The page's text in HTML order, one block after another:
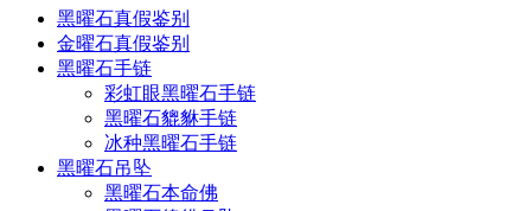
黑曜石真假鉴别
金曜石真假鉴别
黑曜石手链
彩虹眼黑曜石手链
黑曜石貔貅手链
冰种黑曜石手链
黑曜石吊坠
黑曜石本命佛